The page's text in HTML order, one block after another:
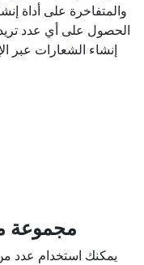
والمتفاخرة على أداة
الحصول على أي عدد
إنشاء الشعارات عبر
مجموعة
يمكنك استخدام عدد